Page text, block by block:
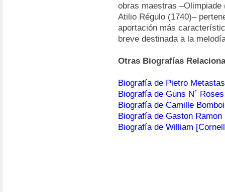
obras maestras
Atilio Régulo (1740)–
aportación más
breve destinada a la
Otras Biografías
Biografía de Pietro
Biografía de Guns N´ Roses
Biografía de Camille
Biografía de Gaston Ramon
Biografía de William